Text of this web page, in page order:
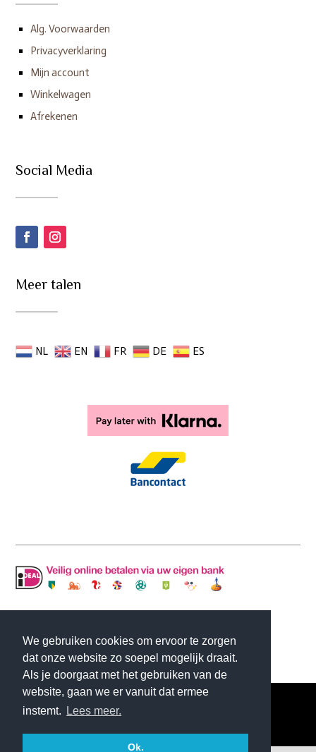
We gebruiken cookies om ervoor te zorgen
dat onze website zo soepel mogelijk draait.
Als je doorgaat met het gebruiken van de
website, gaan we er vanuit dat ermee
instemt.
Lees meer.
Ok.
Alg. Voorwaarden
Privacyverklaring
Mijn account
Winkelwagen
Afrekenen
Social Media
Meer talen
NL EN FR DE ES
gemaakt doorFlexamedia